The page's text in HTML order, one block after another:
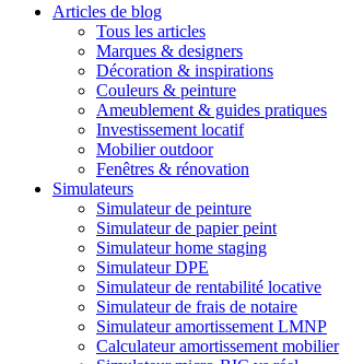
Articles de blog
Tous les articles
Marques & designers
Décoration & inspirations
Couleurs & peinture
Ameublement & guides pratiques
Investissement locatif
Mobilier outdoor
Fenêtres & rénovation
Simulateurs
Simulateur de peinture
Simulateur de papier peint
Simulateur home staging
Simulateur DPE
Simulateur de rentabilité locative
Simulateur de frais de notaire
Simulateur amortissement LMNP
Calculateur amortissement mobilier